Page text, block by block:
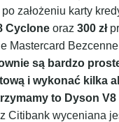
po założeniu karty
Cyclone oraz300 zł
Mastercard
są bardzo
i wykonać kilka
to Dyson
Citibank wyceniana